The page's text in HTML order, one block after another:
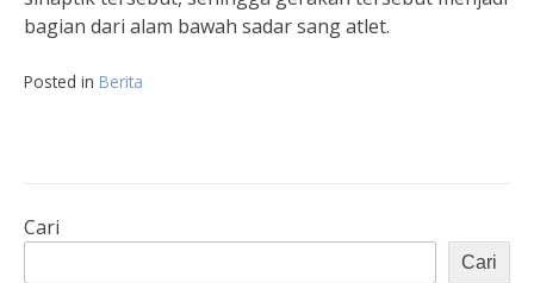
bagian dari alam bawah sadar sang atlet.
Posted in Berita
Cari
Cari